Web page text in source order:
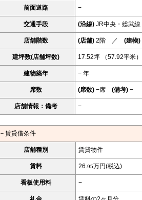
前面道路 −
交通手段 (沿線) JR中央・総武
店舗階数 (店舗) 2階 ／ (建物)
建坪数(店舗坪数) 17.52坪 （57.92平米）
建物築年 − 年
席数 (席数) −席 (備考) −
店舗情報：備考 −
－賃貸借条件
店舗種別 賃貸物件
賃料 26. 95万円(税込)
看板使用料 −